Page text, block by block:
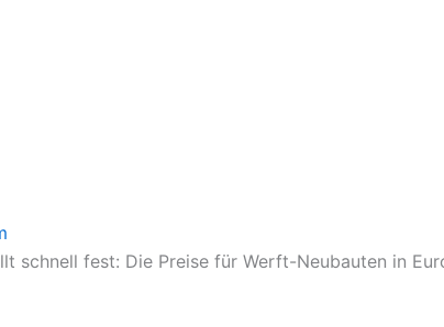
fest: Die Preise für Werft-Neubauten in